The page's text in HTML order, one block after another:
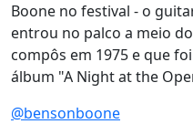
Boone no festival - o
entrou no palco a meio
compôs em 1975 e que
álbum "A Night at the
@bensonboone